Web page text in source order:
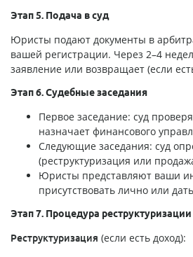
Этап 5. Подача в суд
Юристы подают документы в
вашей регистрации. Через 2–4
заявление или возвращает (если
Этап 6. Судебные заседания
Первое заседание: суд
назначает финансового
Следующие заседания: суд
(реструктуризация или
Юристы представляют ваши
присутствовать лично или
Этап 7. Процедура
Реструктуризация (если есть доход):